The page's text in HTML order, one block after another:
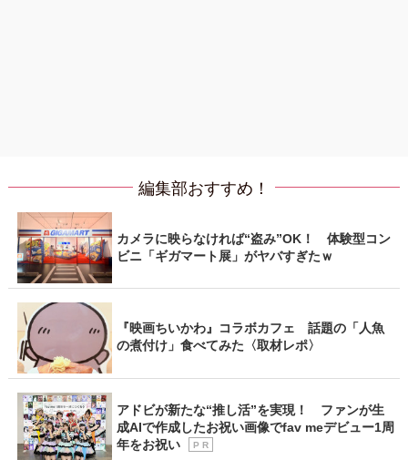
編集部おすすめ！
カメラに映らなければ“盗み”OK！ 体験型コン
ビニ「ギガマート展」がヤバすぎたｗ
『映画ちいかわ』コラボカフェ 話題の「人魚
の煮付け」食べてみた〈取材レポ〉
アドビが新たな“推し活”を実現！ ファンが生
成AIで作成したお祝い画像でfav meデビュー1周
年をお祝い
P R